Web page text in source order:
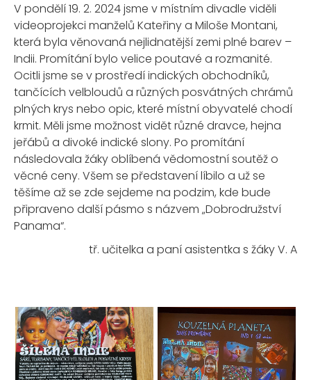
V pondělí 19. 2. 2024 jsme v místním divadle viděli
videoprojekci manželů Kateřiny a Miloše Montani,
která byla věnovaná nejlidnatější zemi plné barev –
Indii. Promítání bylo velice poutavé a rozmanité.
Ocitli jsme se v prostředí indických obchodníků,
tančících velbloudů a různých posvátných chrámů
plných krys nebo opic, které místní obyvatelé chodí
krmit. Měli jsme možnost vidět různé dravce, hejna
jeřábů a divoké indické slony. Po promítání
následovala žáky oblíbená vědomostní soutěž o
věcné ceny. Všem se představení líbilo a už se
těšíme až se zde sejdeme na podzim, kde bude
připraveno další pásmo s názvem „Dobrodružství
Panama“.
tř. učitelka a paní asistentka s žáky V. A